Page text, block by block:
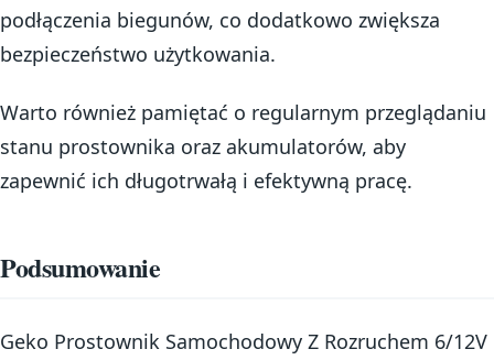
podłączenia biegunów, co dodatkowo zwiększa
bezpieczeństwo użytkowania.
Warto również pamiętać o regularnym przeglądaniu
stanu prostownika oraz akumulatorów, aby
zapewnić ich długotrwałą i efektywną pracę.
Podsumowanie
Geko Prostownik Samochodowy Z Rozruchem 6/12V